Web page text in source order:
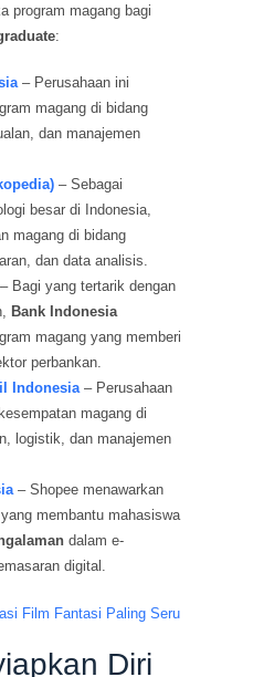
program magang bagi
:
– Perusahaan ini
magang di bidang
dan manajemen
– Sebagai
besar di Indonesia,
magang di bidang
dan data analisis.
Bagi yang tertarik dengan
Bank Indonesia
magang yang memberi
perbankan.
Indonesia– Perusahaan
magang di
logistik, dan manajemen
– Shopee menawarkan
membantu mahasiswa
dalam e-
digital.
Film Fantasi Paling Seru
Diri